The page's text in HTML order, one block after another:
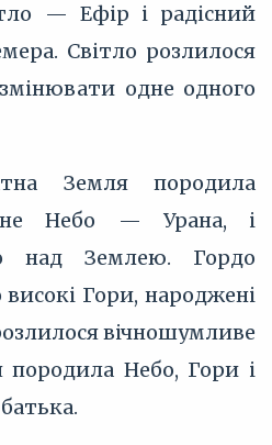
— Ефір і радісний
Світло розлилося
одне одного
Земля породила
Небо — Урана, і
над Землею. Гордо
Гори, народжені
вічношумливе
Небо, Гори і